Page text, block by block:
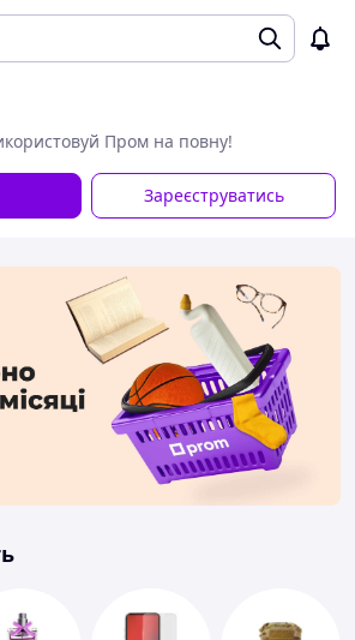
Пром на повну!
Зареєструватись